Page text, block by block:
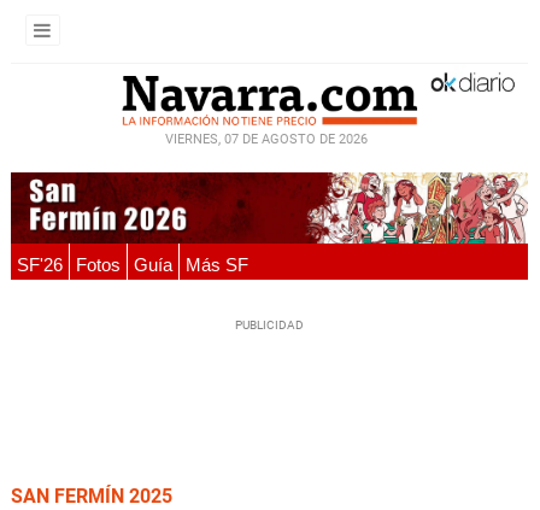
VIERNES, 07 DE AGOSTO DE 2026
SF'26 Fotos Guía Más SF
SAN FERMÍN 2025